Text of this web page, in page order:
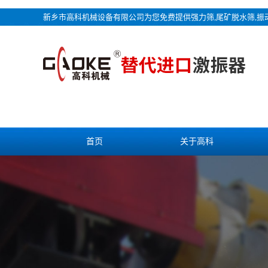
新乡市高科机械设备有限公司为您免费提供强力筛,尾矿脱水筛,振
首页 关于高科